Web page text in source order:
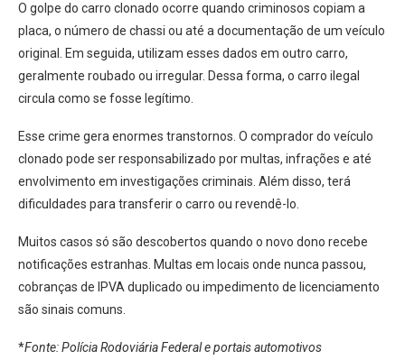
O golpe do carro clonado ocorre quando criminosos copiam a
placa, o número de chassi ou até a documentação de um veículo
original. Em seguida, utilizam esses dados em outro carro,
geralmente roubado ou irregular. Dessa forma, o carro ilegal
circula como se fosse legítimo.
Esse crime gera enormes transtornos. O comprador do veículo
clonado pode ser responsabilizado por multas, infrações e até
envolvimento em investigações criminais. Além disso, terá
dificuldades para transferir o carro ou revendê-lo.
Muitos casos só são descobertos quando o novo dono recebe
notificações estranhas. Multas em locais onde nunca passou,
cobranças de IPVA duplicado ou impedimento de licenciamento
são sinais comuns.
*Fonte: Polícia Rodoviária Federal e portais automotivos